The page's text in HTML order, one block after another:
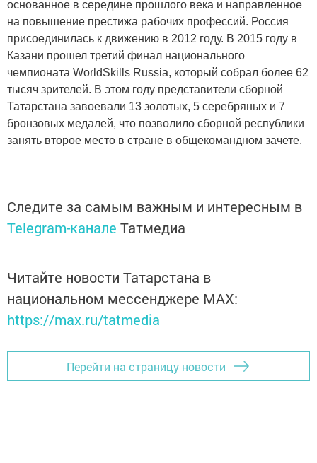
основанное в середине прошлого века и направленное
на повышение престижа рабочих профессий. Россия
присоединилась к движению в 2012 году. В 2015 году в
Казани прошел третий финал национального
чемпионата WorldSkills Russia, который собрал более 62
тысяч зрителей. В этом году представители сборной
Татарстана завоевали 13 золотых, 5 серебряных и 7
бронзовых медалей, что позволило сборной республики
занять второе место в стране в общекомандном зачете.
Следите за самым важным и интересным в
Telegram-канале Татмедиа
Читайте новости Татарстана в
национальном мессенджере MАХ:
https://max.ru/tatmedia
Перейти на страницу новости